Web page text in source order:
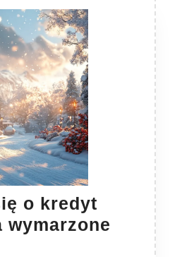
o kredyt
wymarzone